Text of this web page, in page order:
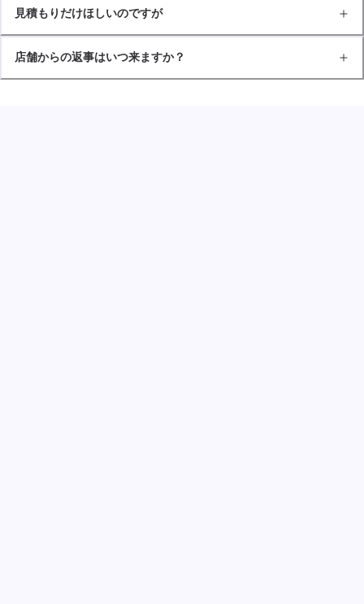
見積もりだけほしいのですが
店舗からの返事はいつ来ますか？